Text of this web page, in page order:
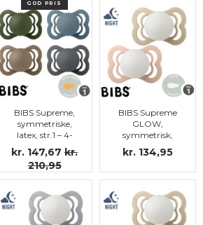
GOD PRIS
BIBS Supreme,
symmetriske,
latex, str.1 – 4-
pakning (Petrol,
Iron, Hunter
green, Dark
Oak)
kr. 147,67 kr.
210,95
BIBS Supreme
GLOW,
symmetrisk,
silikon, str.1
kr. 134,95